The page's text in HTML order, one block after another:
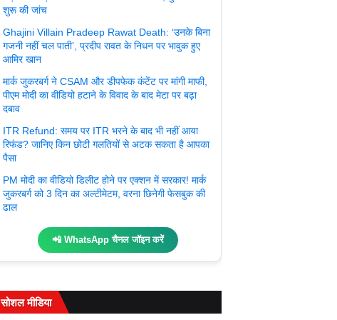
शुरू की जांच
Ghajini Villain Pradeep Rawat Death: ‘उनके बिना
गजनी नहीं चल पाती’, प्रदीप रावत के निधन पर भावुक हुए
आमिर खान
मार्क जुकरबर्ग ने CSAM और डीपफेक कंटेंट पर मांगी माफी,
पीएम मोदी का वीडियो हटाने के विवाद के बाद मेटा पर बढ़ा
दबाव
ITR Refund: समय पर ITR भरने के बाद भी नहीं आया
रिफंड? जानिए किन छोटी गलतियों से अटक सकता है आपका
पैसा
PM मोदी का वीडियो डिलीट होने पर एक्शन में सरकार! मार्क
जुकरबर्ग को 3 दिन का अल्टीमेटम, वरना छिनेगी फेसबुक की
ढाल
📲 WhatsApp चैनल जॉइन करें
सोशल मीडिया